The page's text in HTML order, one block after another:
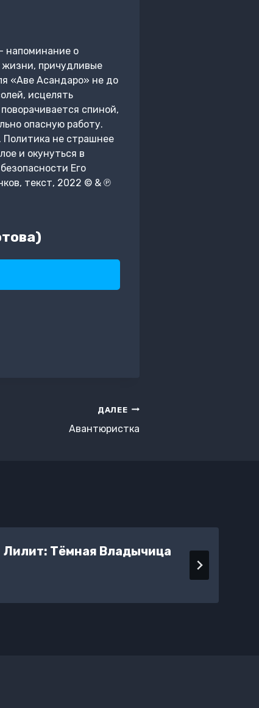
напоминание о
причудливые
«Аве Асандаро» не до
исцелять
спиной,
опасную работу.
Политика не страшнее
и окунуться в
Его
текст, 2022 © & ℗
ДАЛЕЕ
Авантюристка
Лилит: Тёмная Владычица